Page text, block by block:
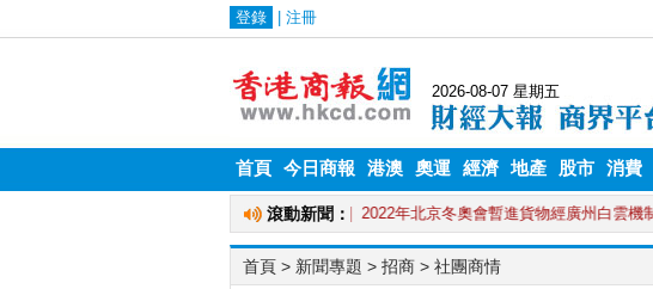
首頁 今日商報 港澳 奧運 經濟 地產 股市 消費
首頁 > 新聞專題 > 招商 > 社團商情